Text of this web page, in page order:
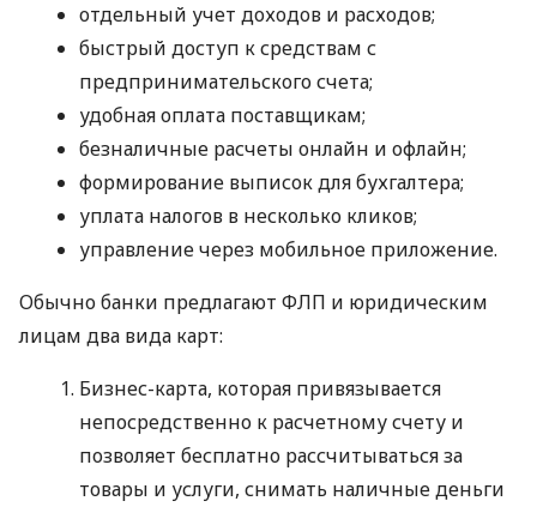
отдельный учет доходов и расходов;
быстрый доступ к средствам с
предпринимательского счета;
удобная оплата поставщикам;
безналичные расчеты онлайн и офлайн;
формирование выписок для бухгалтера;
уплата налогов в несколько кликов;
управление через мобильное приложение.
Обычно банки предлагают ФЛП и юридическим
лицам два вида карт:
Бизнес-карта, которая привязывается
непосредственно к расчетному счету и
позволяет бесплатно рассчитываться за
товары и услуги, снимать наличные деньги